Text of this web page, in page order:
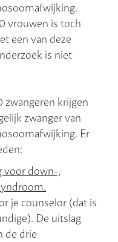
vrouwen is toch
een van deze
is niet
zwangeren krijgen
zwanger van
Er
voor down-,
je counselor (dat is
De uitslag
de drie